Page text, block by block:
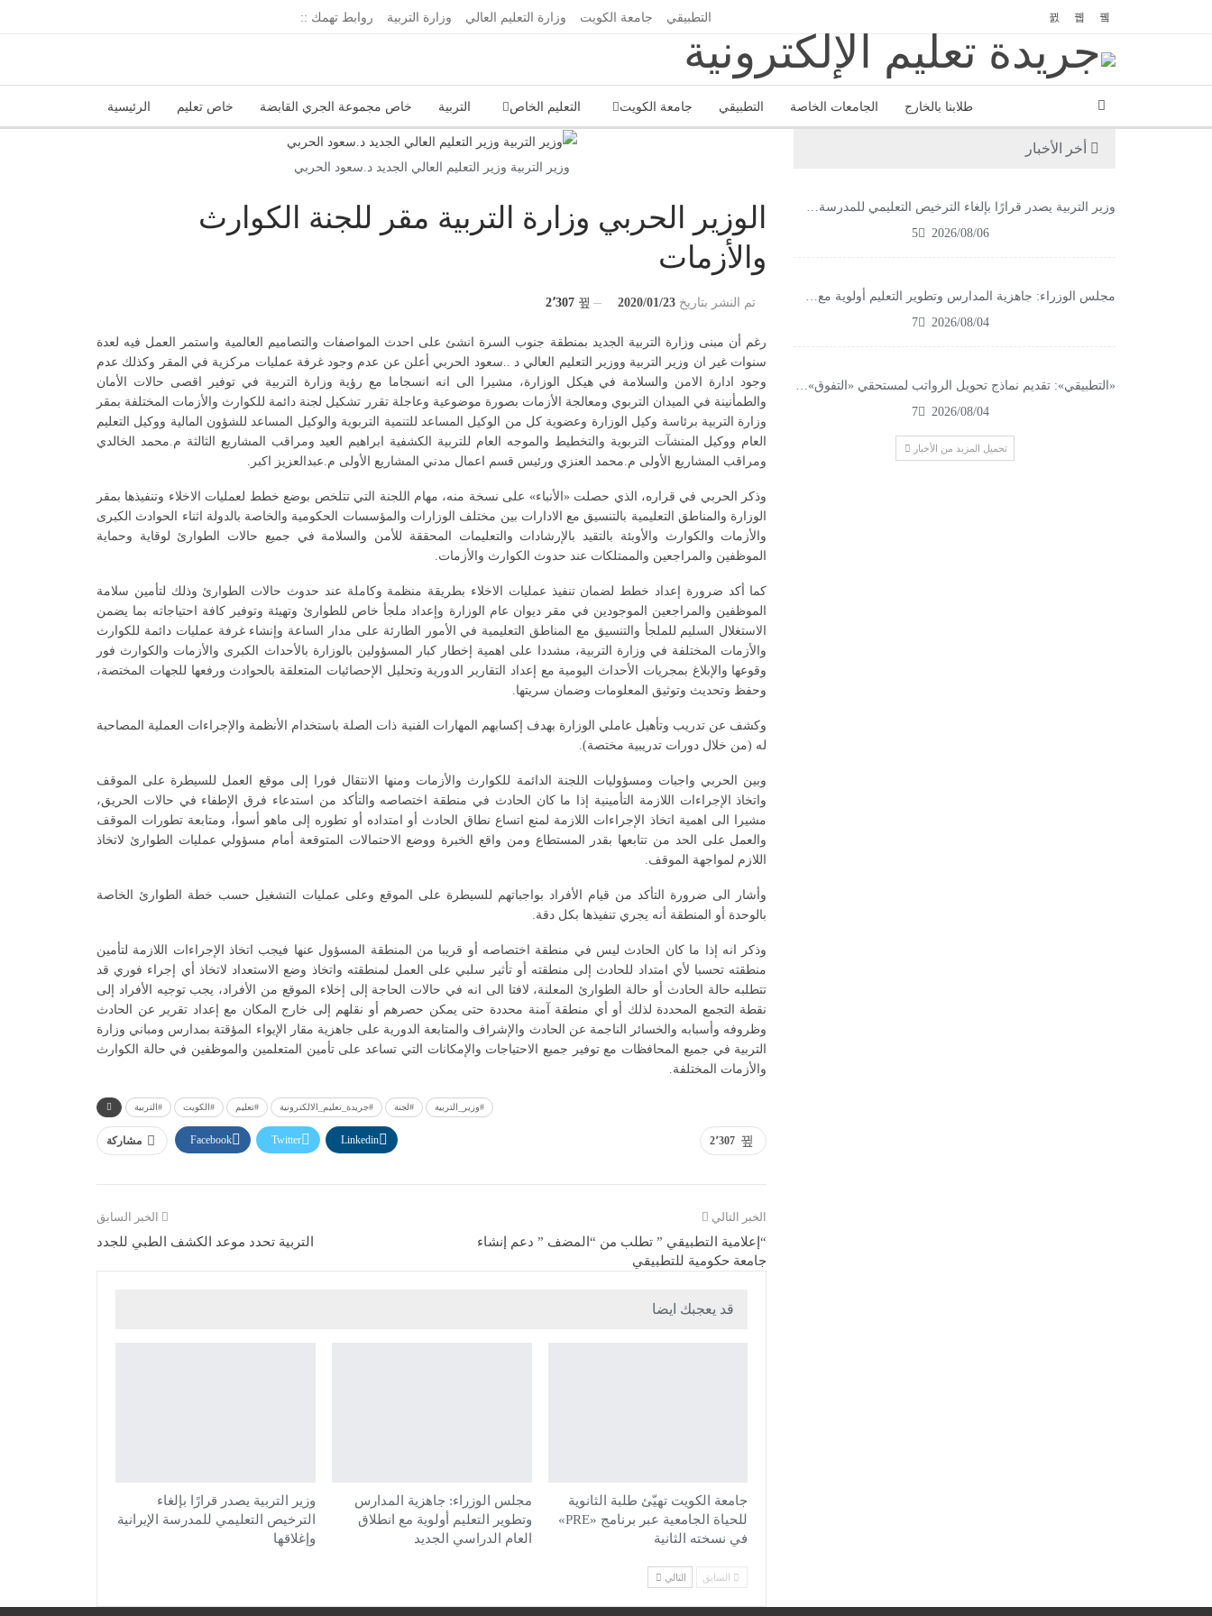
روابط تهمك :: وزارة التربية وزارة التعليم العالي جامعة الكويت التطبيقي
الرئيسية خاص تعليم خاص مجموعة الجري القابضة التربية التعليم الخاص جامعة الكويت التطبيقي الجامعات الخاصة طلابنا بالخارج
إدارة الجريدة
وزير التربية وزير التعليم العالي الجديد د.سعود الحربي
الوزير الحربي وزارة التربية مقر للجنة الكوارث
والأزمات
تم النشر بتاريخ 2020/01/23
رغم أن مبنى وزارة التربية الجديد بمنطقة جنوب السرة انشئ على احدث المواصفات والتصاميم العالمية واستمر العمل فيه لعدة
سنوات غير ان وزير التربية ووزير التعليم العالي د ..سعود الحربي أعلن عن عدم وجود غرفة عمليات مركزية في المقر وكذلك عدم
وجود ادارة الامن والسلامة في هيكل الوزارة، مشيرا الى انه انسجاما مع رؤية وزارة التربية في توفير اقصى حالات الأمان
والطمأنينة في الميدان التربوي ومعالجة الأزمات بصورة موضوعية وعاجلة تقرر تشكيل لجنة دائمة للكوارث والأزمات المختلفة بمقر
وزارة التربية برئاسة وكيل الوزارة وعضوية كل من الوكيل المساعد للتنمية التربوية والوكيل المساعد للشؤون المالية ووكيل التعليم
العام ووكيل المنشآت التربوية والتخطيط والموجه العام للتربية الكشفية ابراهيم العيد ومراقب المشاريع الثالثة م.محمد الخالدي
ومراقب المشاريع الأولى م.محمد العنزي ورئيس قسم اعمال مدني المشاريع الأولى م.عبدالعزيز اكبر.
وذكر الحربي في قراره، الذي حصلت «الأنباء» على نسخة منه، مهام اللجنة التي تتلخص بوضع خطط لعمليات الاخلاء وتنفيذها بمقر
الوزارة والمناطق التعليمية بالتنسيق مع الادارات بين مختلف الوزارات والمؤسسات الحكومية والخاصة بالدولة اثناء الحوادث الكبرى
والأزمات والكوارث والأوبئة بالتقيد بالإرشادات والتعليمات المحققة للأمن والسلامة في جميع حالات الطوارئ لوقاية وحماية
الموظفين والمراجعين والممتلكات عند حدوث الكوارث والأزمات.
كما أكد ضرورة إعداد خطط لضمان تنفيذ عمليات الاخلاء بطريقة منظمة وكاملة عند حدوث حالات الطوارئ وذلك لتأمين سلامة
الموظفين والمراجعين الموجودين في مقر ديوان عام الوزارة وإعداد ملجأ خاص للطوارئ وتهيئة وتوفير كافة احتياجاته بما يضمن
الاستغلال السليم للملجأ والتنسيق مع المناطق التعليمية في الأمور الطارئة على مدار الساعة وإنشاء غرفة عمليات دائمة للكوارث
والأزمات المختلفة في وزارة التربية، مشددا على اهمية إخطار كبار المسؤولين بالوزارة بالأحداث الكبرى والأزمات والكوارث فور
وقوعها والإبلاغ بمجريات الأحداث اليومية مع إعداد التقارير الدورية وتحليل الإحصائيات المتعلقة بالحوادث ورفعها للجهات المختصة،
وحفظ وتحديث وتوثيق المعلومات وضمان سريتها.
وكشف عن تدريب وتأهيل عاملي الوزارة بهدف إكسابهم المهارات الفنية ذات الصلة باستخدام الأنظمة والإجراءات العملية المصاحبة
له (من خلال دورات تدريبية مختصة).
وبين الحربي واجبات ومسؤوليات اللجنة الدائمة للكوارث والأزمات ومنها الانتقال فورا إلى موقع العمل للسيطرة على الموقف
واتخاذ الإجراءات اللازمة التأمينية إذا ما كان الحادث في منطقة اختصاصه والتأكد من استدعاء فرق الإطفاء في حالات الحريق،
مشيرا الى اهمية اتخاذ الإجراءات اللازمة لمنع اتساع نطاق الحادث أو امتداده أو تطوره إلى ماهو أسوأ، ومتابعة تطورات الموقف
والعمل على الحد من تتابعها بقدر المستطاع ومن واقع الخبرة ووضع الاحتمالات المتوقعة أمام مسؤولي عمليات الطوارئ لاتخاذ
اللازم لمواجهة الموقف.
وأشار الى ضرورة التأكد من قيام الأفراد بواجباتهم للسيطرة على الموقع وعلى عمليات التشغيل حسب خطة الطوارئ الخاصة
بالوحدة أو المنطقة أنه يجري تنفيذها بكل دقة.
وذكر انه إذا ما كان الحادث ليس في منطقة اختصاصه أو قريبا من المنطقة المسؤول عنها فيجب اتخاذ الإجراءات اللازمة لتأمين
منطقته تحسبا لأي امتداد للحادث إلى منطقته أو تأثير سلبي على العمل لمنطقته واتخاذ وضع الاستعداد لاتخاذ أي إجراء فوري قد
تتطلبه حالة الحادث أو حالة الطوارئ المعلنة، لافتا الى انه في حالات الحاجة إلى إخلاء الموقع من الأفراد، يجب توجيه الأفراد إلى
نقطة التجمع المحددة لذلك أو أي منطقة آمنة محددة حتى يمكن حصرهم أو نقلهم إلى خارج المكان مع إعداد تقرير عن الحادث
وظروفه وأسبابه والخسائر الناجمة عن الحادث والإشراف والمتابعة الدورية على جاهزية مقار الإيواء المؤقتة بمدارس ومباني وزارة
التربية في جميع المحافظات مع توفير جميع الاحتياجات والإمكانات التي تساعد على تأمين المتعلمين والموظفين في حالة الكوارث
والأزمات المختلفة.
#التربية #الكويت #تعليم #جريدة_تعليم_الالكترونية #لجنة #وزير_التربية
2٬307 مشاركة Facebook Twitter Linkedin
الخبر السابق
التربية تحدد موعد الكشف الطبي للجدد
الخبر التالي
“إعلامية التطبيقي ” تطلب من “المضف ” دعم إنشاء
جامعة حكومية للتطبيقي
قد يعجبك ايضا
وزير التربية يصدر قرارًا بإلغاء
الترخيص التعليمي للمدرسة الإيرانية
وإغلاقها
مجلس الوزراء: جاهزية المدارس
وتطوير التعليم أولوية مع انطلاق
العام الدراسي الجديد
جامعة الكويت تهيّئ طلبة الثانوية
للحياة الجامعية عبر برنامج «PRE»
في نسخته الثانية
السابق التالي
أخر الأخبار
وزير التربية يصدر قرارًا بإلغاء الترخيص التعليمي للمدرسة…
2026/08/06
5
مجلس الوزراء: جاهزية المدارس وتطوير التعليم أولوية مع…
2026/08/04
7
«التطبيقي»: تقديم نماذج تحويل الرواتب لمستحقي «التفوق»…
2026/08/04
7
تحميل المزيد من الأخبار